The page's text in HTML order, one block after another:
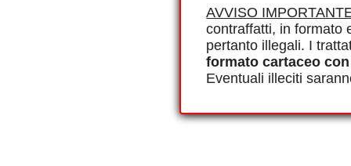
AVVISO
contraffatti, in formato
pertanto illegali. I
formato cartaceo
Eventuali illeciti